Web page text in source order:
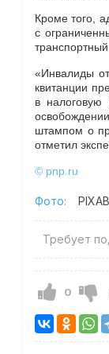
Кроме того,
с
транспортный
«Инвалиды
квитанции
в налоговую
штампом о
отметил
© pnp.ru
Фото:
Требует
0